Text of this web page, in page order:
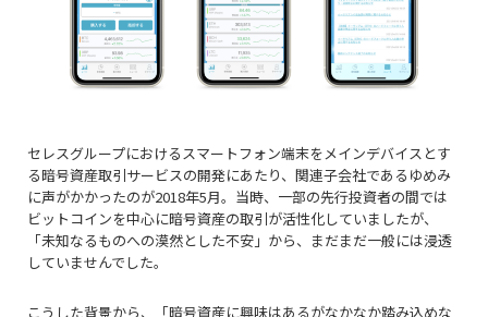
セレスグループにおけるスマートフォン端末をメインデバイスとす
る暗号資産取引サービスの開発にあたり、関連子会社であるゆめみ
に声がかかったのが2018年5月。当時、一部の先行投資者の間では
ビットコインを中心に暗号資産の取引が活性化していましたが、
「未知なるものへの漠然とした不安」から、まだまだ一般には浸透
していませんでした。
こうした背景から、「暗号資産に興味はあるがなかなか踏み込めな